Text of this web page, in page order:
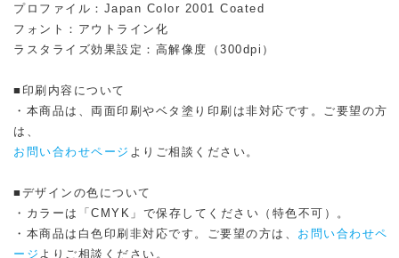
プロファイル：Japan Color 2001 Coated
フォント：アウトライン化
ラスタライズ効果設定：高解像度（300dpi）
■印刷内容について
・本商品は、両面印刷やベタ塗り印刷は非対応です。ご要望の方
は、
お問い合わせページ よりご相談ください。
■デザインの色について
・カラーは「CMYK」で保存してください（特色不可）。
・本商品は白色印刷非対応です。ご要望の方は、 お問い合わせペ
ージ よりご相談ください。